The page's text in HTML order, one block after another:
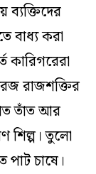
ব্যক্তিদের
বাধ্য করা
কারিগরেরা
রাজশক্তির
তাঁত আর
শিল্প। তুলো
চাষে।